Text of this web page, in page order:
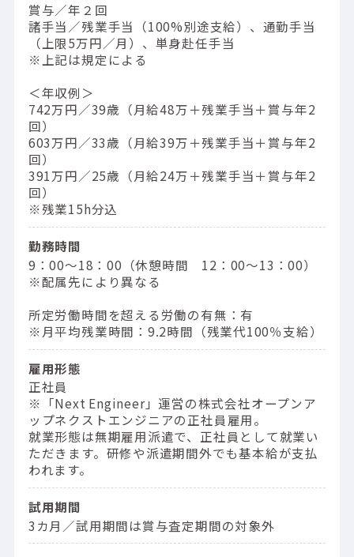
賞与／年２回
諸手当／残業手当（100%別途支給）、通勤手当
（上限5万円／月）、単身赴任手当
※上記は規定による
＜年収例＞
742万円／39歳（⽉給48万＋残業⼿当＋賞与年2
回）
603万円／33歳（⽉給39万＋残業⼿当＋賞与年2
回）
391万円／25歳（⽉給24万＋残業⼿当＋賞与年2
回）
※残業15h分込
勤務時間
9：00〜18：00（休憩時間 12：00〜13：00）
※配属先により異なる
所定労働時間を超える労働の有無：有
※月平均残業時間：9.2時間（残業代100％支給）
雇用形態
正社員
※「Next Engineer」運営の株式会社オープンア
ップネクストエンジニアの正社員雇用。
就業形態は無期雇用派遣で、正社員として就業い
ただきます。研修や派遣期間外でも基本給が支払
われます。
試用期間
3カ月／試用期間は賞与査定期間の対象外